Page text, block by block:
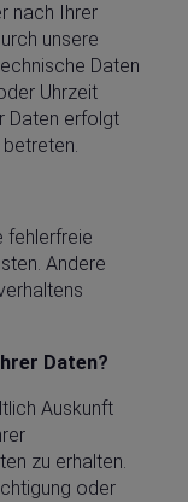
nach Ihrer
unsere
Daten
Uhrzeit
Daten erfolgt
fehlerfreie
Andere
Daten?
Auskunft
zu erhalten.
oder